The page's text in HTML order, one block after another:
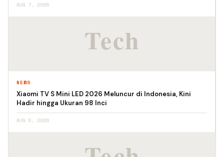
AUG 7, 2026
NEWS
Xiaomi TV S Mini LED 2026 Meluncur di Indonesia, Kini
Hadir hingga Ukuran 98 Inci
AUG 6, 2026